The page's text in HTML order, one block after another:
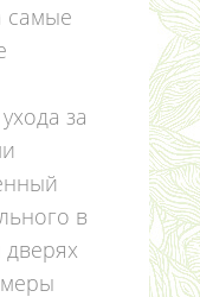
самые
за
в